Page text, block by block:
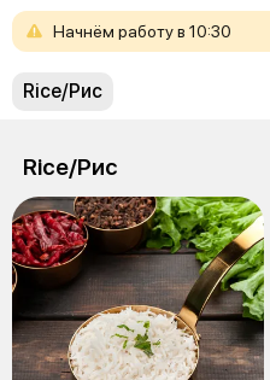
Начнём работув 10:30
Rice/Рис
Rice/Рис